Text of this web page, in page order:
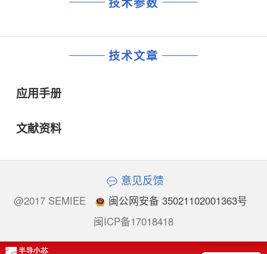
技术参数
技术文章
应用手册
文献资料
意见反馈
@2017 SEMIEE
闽公网安备 35021102001363号
闽ICP备17018418